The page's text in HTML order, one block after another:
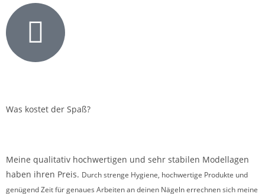
Was kostet der Spaß?
Meine qualitativ hochwertigen und sehr stabilen Modellagen
haben ihren Preis. Durch strenge Hygiene, hochwertige Produkte und
genügend Zeit für genaues Arbeiten an deinen Nägeln errechnen sich meine